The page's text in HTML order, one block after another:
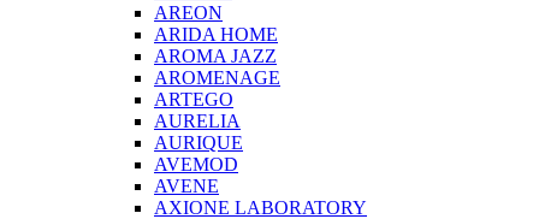
AREON
ARIDA HOME
AROMA JAZZ
AROMENAGE
ARTEGO
AURELIA
AURIQUE
AVEMOD
AVENE
AXIONE LABORATORY